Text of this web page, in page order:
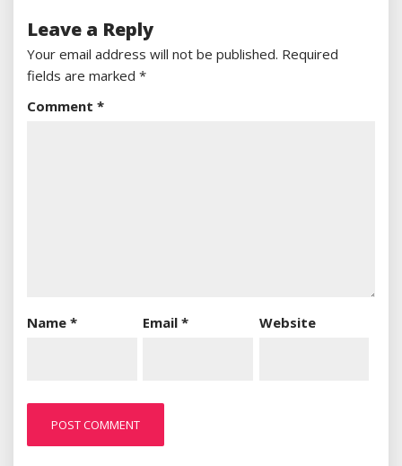
Leave a Reply
Your email address will not be published. Required
fields are marked *
Comment *
Name * Email* Website